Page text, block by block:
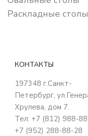
Раскладные столы
КОНТАКТЫ
197348 г.Санкт-
Петербург,
Хрулева, дом 7.
Тел: +7 (812) 988-
+7 (952) 288-88-28